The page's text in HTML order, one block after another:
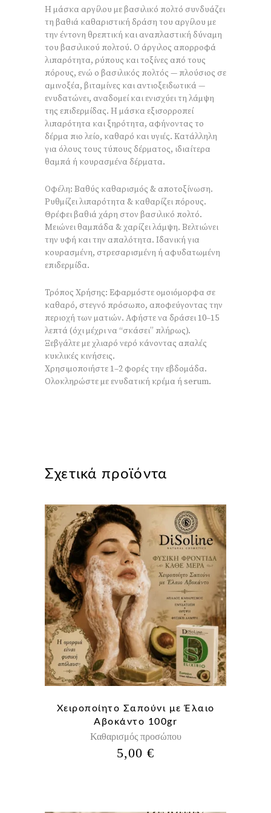
Η μάσκα αργίλου με βασιλικό πολτό συνδυάζει
τη βαθιά καθαριστική δράση του αργίλου με
την έντονη θρεπτική και αναπλαστική δύναμη
του βασιλικού πολτού. Ο άργιλος απορροφά
λιπαρότητα, ρύπους και τοξίνες από τους
πόρους, ενώ ο βασιλικός πολτός — πλούσιος σε
αμινοξέα, βιταμίνες και αντιοξειδωτικά —
ενυδατώνει, αναδομεί και ενισχύει τη λάμψη
της επιδερμίδας. Η μάσκα εξισορροπεί
λιπαρότητα και ξηρότητα, αφήνοντας το
δέρμα πιο λείο, καθαρό και υγιές. Κατάλληλη
για όλους τους τύπους δέρματος, ιδιαίτερα
θαμπά ή κουρασμένα δέρματα.
Οφέλη: Βαθύς καθαρισμός & αποτοξίνωση.
Ρυθμίζει λιπαρότητα & καθαρίζει πόρους.
Θρέφει βαθιά χάρη στον βασιλικό πολτό.
Μειώνει θαμπάδα & χαρίζει λάμψη. Βελτιώνει
την υφή και την απαλότητα. Ιδανική για
κουρασμένη, στρεσαρισμένη ή αφυδατωμένη
επιδερμίδα.
Τρόπος Χρήσης: Εφαρμόστε ομοιόμορφα σε
καθαρό, στεγνό πρόσωπο, αποφεύγοντας την
περιοχή των ματιών. Αφήστε να δράσει 10–15
λεπτά (όχι μέχρι να “σκάσει” πλήρως).
Ξεβγάλτε με χλιαρό νερό κάνοντας απαλές
κυκλικές κινήσεις.
Χρησιμοποιήστε 1–2 φορές την εβδομάδα.
Ολοκληρώστε με ενυδατική κρέμα ή serum.
Σχετικά προϊόντα
Χειροποίητο Σαπούνι με Έλαιο
Αβοκάντο 100gr
Καθαρισμός προσώπου
5,00€